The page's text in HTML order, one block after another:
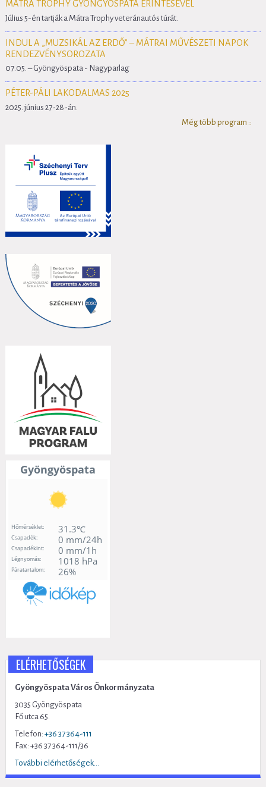
MÁTRA TROPHY GYÖNGYÖSPATA ÉRINTÉSÉVEL
Július 5-én tartják a Mátra Trophy veteránautós túrát.
INDUL A „MUZSIKÁL AZ ERDŐ” – MÁTRAI MŰVÉSZETI NAPOK
RENDEZVÉNYSOROZATA
07.05. – Gyöngyöspata - Nagyparlag
PÉTER-PÁLI LAKODALMAS 2025
2025. június 27-28-án.
Még több program ::
ELÉRHETŐSÉGEK
Gyöngyöspata Város Önkormányzata
3035 Gyöngyöspata
Fő utca 65.
Telefon: +36 37 364-111
Fax: +36 37 364-111/36
További elérhetőségek...